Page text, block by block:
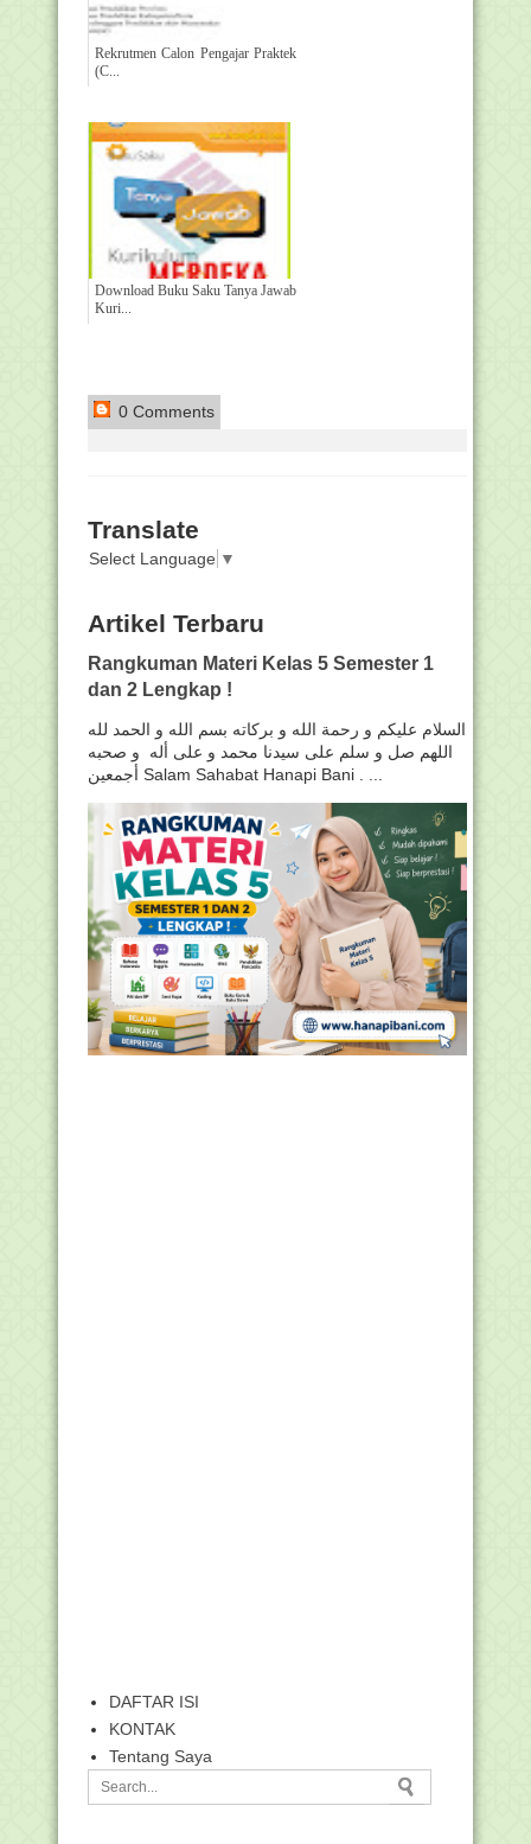
Rekrutmen Calon Pengajar Praktek
(C...
Download Buku Saku Tanya Jawab
Kuri...
0 Comments
Translate
Select Language ▼
Artikel Terbaru
Rangkuman Materi Kelas 5 Semester 1
dan 2 Lengkap !
السلام عليكم و رحمة الله و بركاته بسم الله و الحمد لله
اللهم صل و سلم على سيدنا محمد و على أله و صحبه
أجمعين Salam Sahabat Hanapi Bani . ...
DAFTAR ISI
KONTAK
Tentang Saya